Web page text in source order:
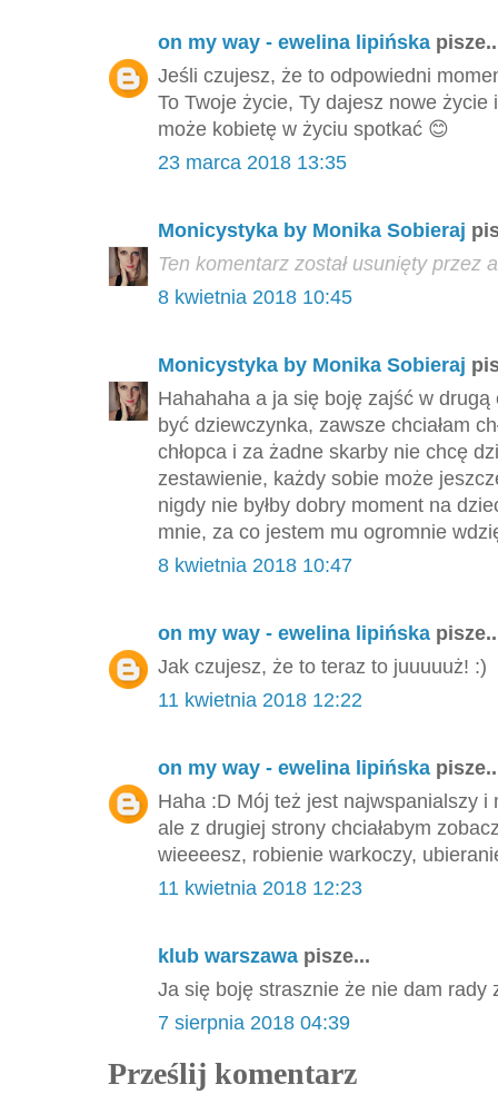
on my way - ewelina lipińska
Jeśli czujesz, że to odpowiedni
To Twoje życie, Ty dajesz nowe
może kobietę w życiu spotkać 😊
23 marca 2018 13:35
Monicystyka by Monika Sobieraj
Ten komentarz został usunięty przez
8 kwietnia 2018 10:45
Monicystyka by Monika Sobieraj
Hahahaha a ja się boję zajść w
być dziewczynka, zawsze chciałam
chłopca i za żadne skarby nie chcę
zestawienie, każdy sobie może
nigdy nie byłby dobry moment na
mnie, za co jestem mu ogromnie
8 kwietnia 2018 10:47
on my way - ewelina lipińska
Jak czujesz, że to teraz to juuuuuż! :)
11 kwietnia 2018 12:22
on my way - ewelina lipińska
Haha :D Mój też jest najwspanialszy i
ale z drugiej strony chciałabym
wieeeesz, robienie warkoczy,
11 kwietnia 2018 12:23
klub warszawa pisze...
Ja się boję strasznie że nie dam rady
7 sierpnia 2018 04:39
Prześlij komentarz